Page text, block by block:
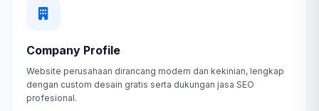
Company Profile
Website perusahaan dirancang modern dan kekinian, lengkap
dengan custom desain gratis serta dukungan jasa SEO
profesional.